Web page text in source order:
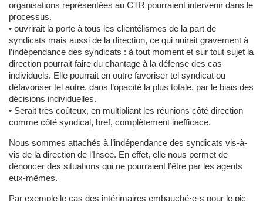
organisations représentées au CTR pourraient intervenir dans le
processus.
• ouvrirait la porte à tous les clientélismes de la part de
syndicats mais aussi de la direction, ce qui nuirait gravement à
l’indépendance des syndicats : à tout moment et sur tout sujet la
direction pourrait faire du chantage à la défense des cas
individuels. Elle pourrait en outre favoriser tel syndicat ou
défavoriser tel autre, dans l’opacité la plus totale, par le biais des
décisions individuelles.
• Serait très coûteux, en multipliant les réunions côté direction
comme côté syndical, bref, complètement inefficace.
Nous sommes attachés à l’indépendance des syndicats vis-à-
vis de la direction de l’Insee. En effet, elle nous permet de
dénoncer des situations qui ne pourraient l’être par les agents
eux-mêmes.
Par exemple le cas des intérimaires embauché·e·s pour le pic